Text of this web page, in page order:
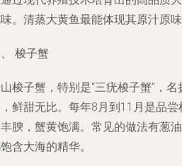
。清蒸大黄鱼最能体现其原汁原味
梭子蟹
梭子蟹，特别是“三疣梭子蟹”，
鲜甜无比。每年8月到11月是品
腴，蟹黄饱满。常见的做法有葱
含大海的精华。